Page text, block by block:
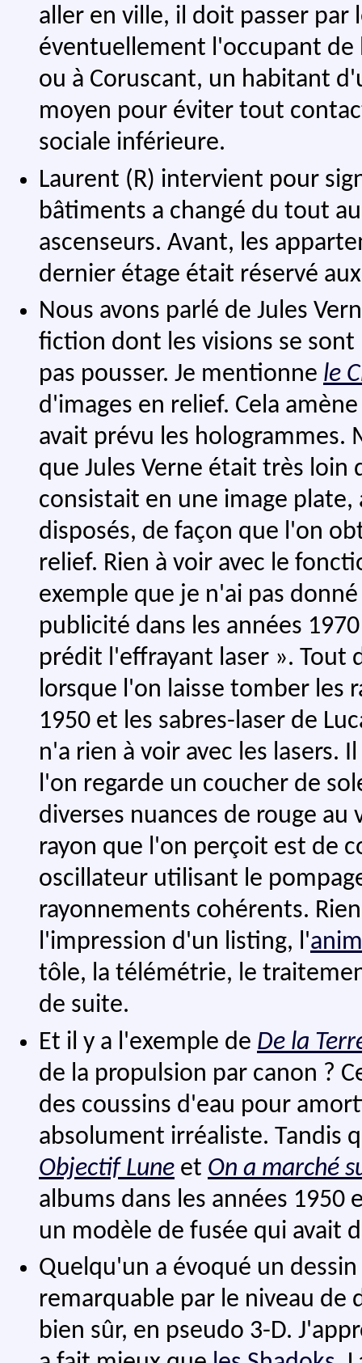
aller en ville, il doit passer par
éventuellement l'occupant
ou à Coruscant, un habitant
moyen pour éviter tout
sociale inférieure.
Laurent (R) intervient pour
bâtiments a changé du tout
ascenseurs. Avant, les
dernier étage était réservé
Nous avons parlé de Jules
fiction dont les visions se
pas pousser. Je mentionne le
d'images en relief. Cela
avait prévu les hologrammes.
que Jules Verne était très loin
consistait en une image
disposés, de façon que l'on
relief. Rien à voir avec le
exemple que je n'ai pas
publicité dans les années
prédit l'effrayant laser ». Tout
lorsque l'on laisse tomber les
1950 et les sabres-laser de
n'a rien à voir avec les lasers.
l'on regarde un coucher de
diverses nuances de rouge
rayon que l'on perçoit est de
oscillateur utilisant le
rayonnements cohérents.
l'impression d'un listing, l'
tôle, la télémétrie, le
de suite.
Et il y a l'exemple de De la
de la propulsion par canon ?
des coussins d'eau pour
absolument irréaliste. Tandis
Objectif Lune et On a marché
albums dans les années 1950
un modèle de fusée qui avait
Quelqu'un a évoqué un
remarquable par le niveau de
bien sûr, en pseudo 3-D.